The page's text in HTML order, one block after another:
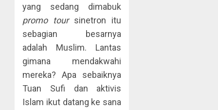
yang sedang dimabuk
promo toursinetron itu
sebagian besarnya
adalah Muslim. Lantas
gimana mendakwahi
mereka? Apa sebaiknya
Tuan Sufi dan aktivis
Islam ikut datang ke sana